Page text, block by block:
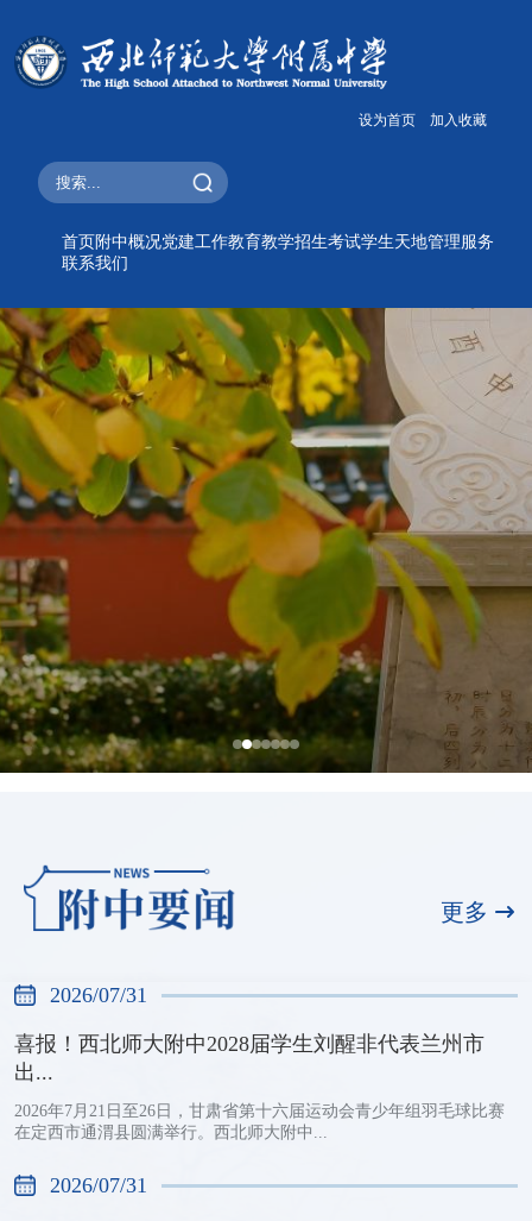
设为首页 加入收藏
首页 附中概况党建工作教育教学招生考试学生天地管理服务
联系我们
更多
全国展演一等奖，天河合唱团再创佳绩
2026/07/31
2026/07/31
喜报！西北师大附中2028届学生刘醒非代表兰州市
出...
2026年7月21日至26日，甘肃省第十六届运动会青少年组羽毛球比赛
在定西市通渭县圆满举行。西北师大附中...
2026/07/31